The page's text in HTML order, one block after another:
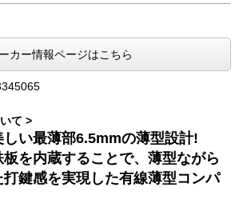
カー情報ページはこちら
て >
い最薄部6.5mmの薄型設計!
を内蔵することで、薄型ながら
打鍵感を実現した有線薄型コンパ